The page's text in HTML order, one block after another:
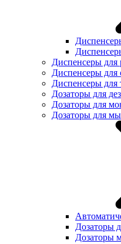
Диспенсеры для
Диспенсеры для
Диспенсеры для
Дозаторы для
Дозаторы для
Дозаторы для
Дозаторы
Дозаторы